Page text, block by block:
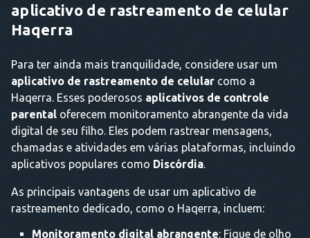
aplicativo de rastreamento de celular
Haqerra
Para ter ainda mais tranquilidade, considere usar um
aplicativo de rastreamento de celular como a
Haqerra. Esses poderosos aplicativos de controle
parental oferecem monitoramento abrangente da vida
digital de seu filho. Eles podem rastrear mensagens,
chamadas e atividades em várias plataformas, incluindo
aplicativos populares como Discórdia.
As principais vantagens de usar um aplicativo de
rastreamento dedicado, como o Haqerra, incluem:
Monitoramento digital abrangente: Fique de olho